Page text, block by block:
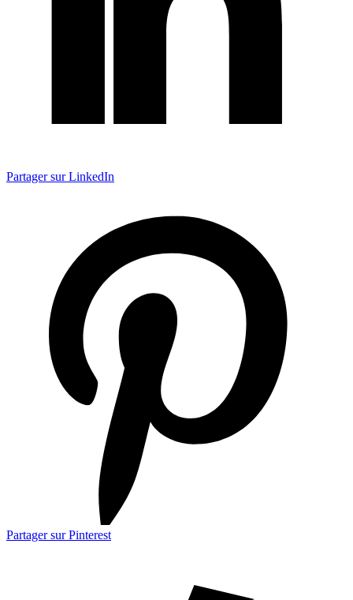
Partager sur LinkedIn
Partager sur Pinterest